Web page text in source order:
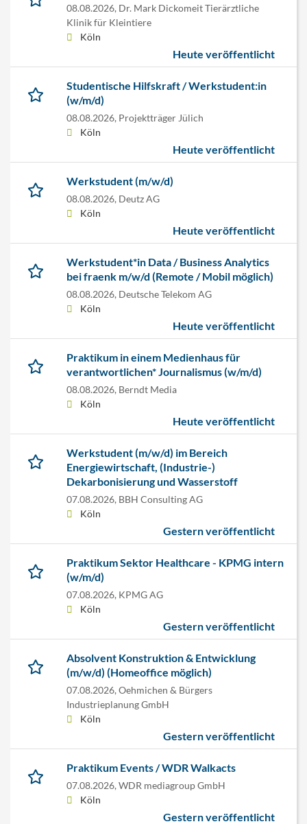
08.08.2026, Dr. Mark Dickomeit Tierärztliche
Klinik für Kleintiere
Köln
Heute veröffentlicht
Studentische Hilfskraft / Werkstudent:in
(w/m/d)
08.08.2026, Projektträger Jülich
Köln
Heute veröffentlicht
Werkstudent (m/w/d)
08.08.2026, Deutz AG
Köln
Heute veröffentlicht
Werkstudent*in Data / Business Analytics
bei fraenk m/w/d (Remote / Mobil möglich)
08.08.2026, Deutsche Telekom AG
Köln
Heute veröffentlicht
Praktikum in einem Medienhaus für
verantwortlichen* Journalismus (w/m/d)
08.08.2026, Berndt Media
Köln
Heute veröffentlicht
Werkstudent (m/w/d) im Bereich
Energiewirtschaft, (Industrie-)
Dekarbonisierung und Wasserstoff
07.08.2026, BBH Consulting AG
Köln
Gestern veröffentlicht
Praktikum Sektor Healthcare - KPMG intern
(w/m/d)
07.08.2026, KPMG AG
Köln
Gestern veröffentlicht
Absolvent Konstruktion & Entwicklung
(m/w/d) (Homeoffice möglich)
07.08.2026, Oehmichen & Bürgers
Industrieplanung GmbH
Köln
Gestern veröffentlicht
Praktikum Events / WDR Walkacts
07.08.2026, WDR mediagroup GmbH
Köln
Gestern veröffentlicht